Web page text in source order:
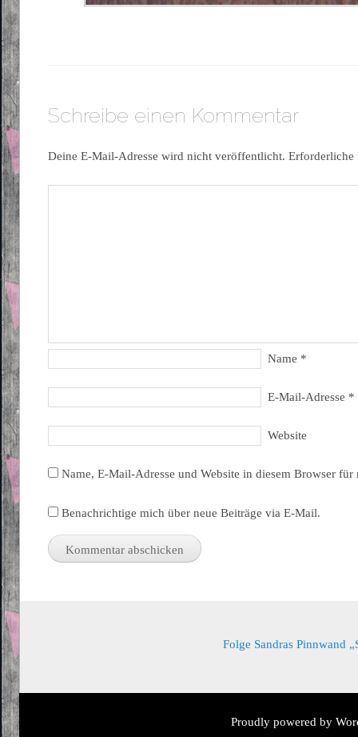
Schreibe einen Kommentar
Deine E-Mail-Adresse wird nicht veröffentlicht.
Name *
E-Mail-Adresse *
Website
Name, E-Mail-Adresse und Website in diesem Browser
Benachrichtige mich über neue Beiträge via E-Mail.
Folge Sandras Pinnwand
Proudly powered by